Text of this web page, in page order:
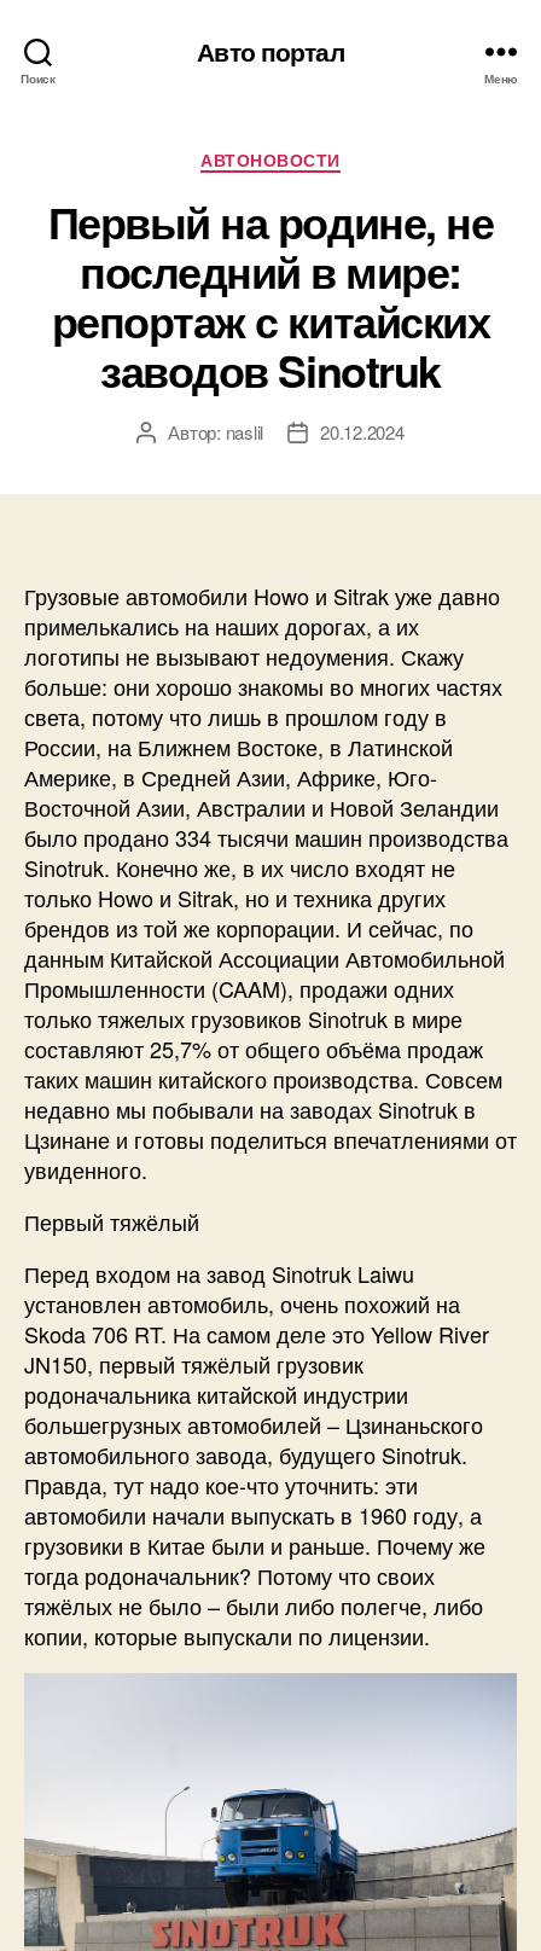
Поиск
Авто портал
Меню
Рубрики
АВТОНОВОСТИ
Первый на родине, не
последний в мире:
репортаж с китайских
заводов Sinotruk
АвторАвтор: naslil
Дата20.12.2024
Грузовые автомобили Howo и Sitrak уже давно
примелькались на наших дорогах, а их
логотипы не вызывают недоумения. Скажу
больше: они хорошо знакомы во многих частях
света, потому что лишь в прошлом году в
России, на Ближнем Востоке, в Латинской
Америке, в Средней Азии, Африке, Юго-
Восточной Азии, Австралии и Новой Зеландии
было продано 334 тысячи машин производства
Sinotruk. Конечно же, в их число входят не
только Howo и Sitrak, но и техника других
брендов из той же корпорации. И сейчас, по
данным Китайской Ассоциации Автомобильной
Промышленности (CAAM), продажи одних
только тяжелых грузовиков Sinotruk в мире
составляют 25,7% от общего объёма продаж
таких машин китайского производства. Совсем
недавно мы побывали на заводах Sinotruk в
Цзинане и готовы поделиться впечатлениями от
увиденного.
Первый тяжёлый
Перед входом на завод Sinotruk Laiwu
установлен автомобиль, очень похожий на
Skoda 706 RT. На самом деле это Yellow River
JN150, первый тяжёлый грузовик
родоначальника китайской индустрии
большегрузных автомобилей – Цзинаньского
автомобильного завода, будущего Sinotruk.
Правда, тут надо кое-что уточнить: эти
автомобили начали выпускать в 1960 году, а
грузовики в Китае были и раньше. Почему же
тогда родоначальник? Потому что своих
тяжёлых не было – были либо полегче, либо
копии, которые выпускали по лицензии.